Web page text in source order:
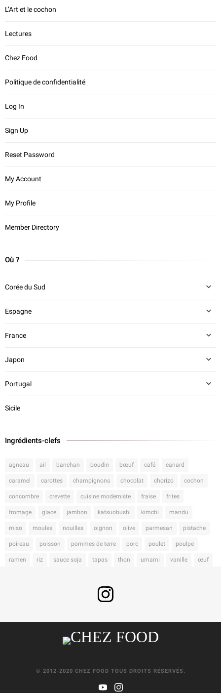
L’Art et le cochon
Lectures
Chez Food
Politique de confidentialité
Log In
Sign Up
Reset Password
My Account
My Profile
Member Directory
Où ?
Corée du Sud
Espagne
France
Japon
Portugal
Sicile
Ingrédients-clefs
agneau ail banchan boudin bœuf café canard
caramel carottes champignons chocolat chorizo cochon
concombre crevette cuisine moderniste fraise frites
fromage glace jambon katsuobushi kimchi mandu
miso moules nouilles oignon olive parmesan pistache
poireau poisson pommes de terre porc poulet poulpe
ramen riz sauce soja tapas thon umami vanille œuf
© 2012-2020 CHEZ FOOD TOUS DROITS RÉSERVÉS.